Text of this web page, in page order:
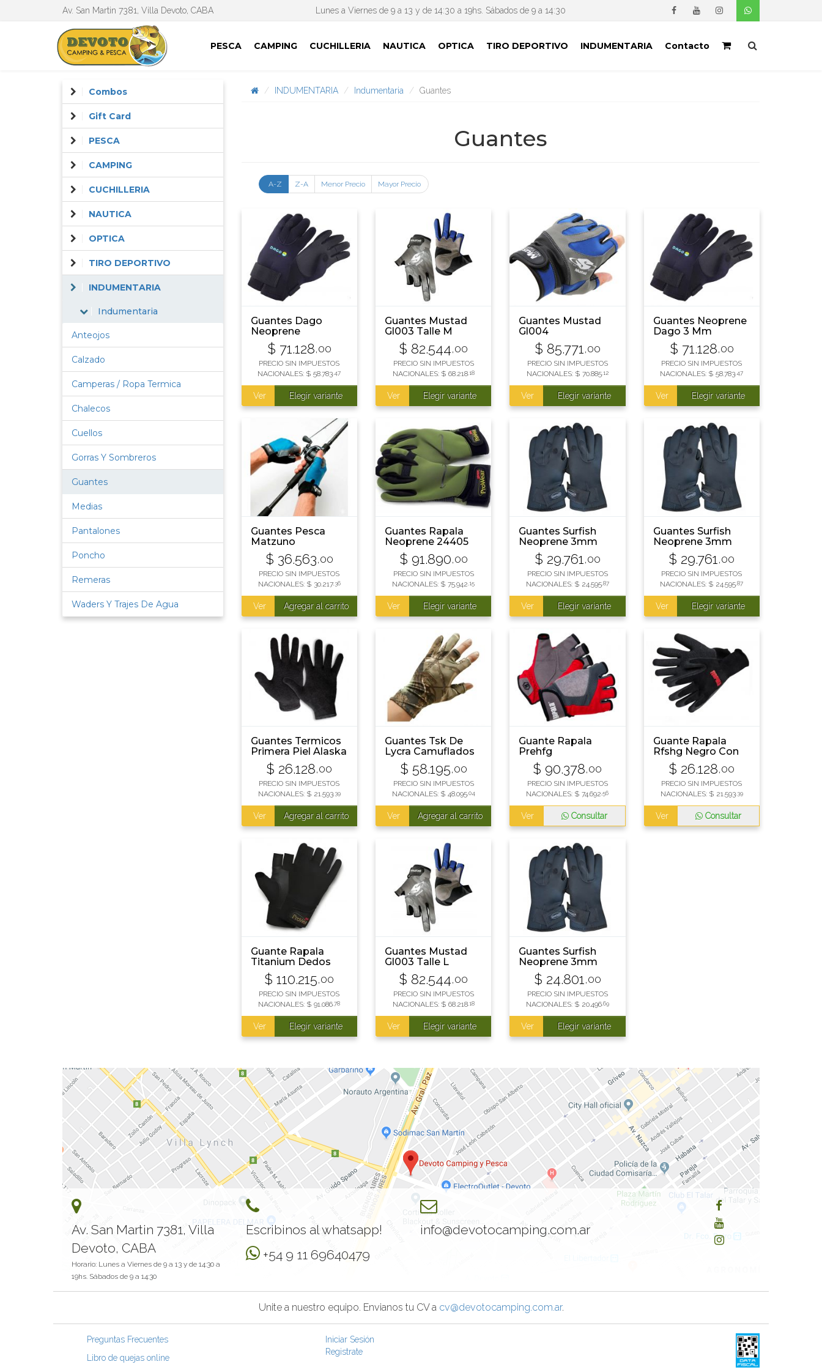
Av. San Martin 7381, Villa Devoto, CABA Lunes a Viernes de 9 a 13 y de 14:30 a 19hs. Sábados de 9 a 14:30
PESCA CAMPING CUCHILLERIA NAUTICA OPTICA TIRO DEPORTIVO INDUMENTARIA Contacto
INDUMENTARIA Indumentaria Guantes
Guantes
A-Z Z-A Menor Precio Mayor Precio
Guantes Dago
Neoprene
$ 71.128,00
PRECIO SIN IMPUESTOS
NACIONALES: $ 58.783,47
Ver Elegir variante
Guantes Mustad
Gl003 Talle M
$ 82.544,00
PRECIO SIN IMPUESTOS
NACIONALES: $ 68.218,18
Ver Elegir variante
Guantes Mustad
Gl004
$ 85.771,00
PRECIO SIN IMPUESTOS
NACIONALES: $ 70.885,12
Ver Elegir variante
Guantes Neoprene
Dago 3 Mm
$ 71.128,00
PRECIO SIN IMPUESTOS
NACIONALES: $ 58.783,47
Ver Elegir variante
Guantes Pesca
Matzuno
$ 36.563,00
PRECIO SIN IMPUESTOS
NACIONALES: $ 30.217,36
Ver Agregar al carrito
Guantes Rapala
Neoprene 24405
Desdos
Desmontables
$ 91.890,00
PRECIO SIN IMPUESTOS
NACIONALES: $ 75.942,15
Ver Elegir variante
Guantes Surfish
Neoprene 3mm
Negro L
$ 29.761 ,00
PRECIO SIN IMPUESTOS
NACIONALES: $ 24.595,87
Ver Elegir variante
Guantes Surfish
Neoprene 3mm
Negro xl
$ 29.761 ,00
PRECIO SIN IMPUESTOS
NACIONALES: $ 24.595,87
Ver Elegir variante
Guantes Termicos
Primera Piel Alaska
Invierno Moto Bici
$ 26.128,00
PRECIO SIN IMPUESTOS
NACIONALES: $ 21.593,39
Ver Agregar al carrito
Guantes Tsk De
Lycra Camuflados
$ 58.195,00
PRECIO SIN IMPUESTOS
NACIONALES: $ 48.095,04
Ver Agregar al carrito
Guante Rapala
Prehfg
$ 90.378,00
PRECIO SIN IMPUESTOS
NACIONALES: $ 74.692,56
Ver Consultar
Guante Rapala
Rfshg Negro Con
Palma
Antideslizante
$ 26.128,00
PRECIO SIN IMPUESTOS
NACIONALES: $ 21.593,39
Ver Consultar
Guante Rapala
Titanium Dedos
Cortados
$ 110.215,00
PRECIO SIN IMPUESTOS
NACIONALES: $ 91.086,78
Ver Elegir variante
Guantes Mustad
Gl003 Talle L
$ 82.544,00
PRECIO SIN IMPUESTOS
NACIONALES: $ 68.218,18
Ver Elegir variante
Guantes Surfish
Neoprene 3mm
Negro M
$ 24.801 ,00
PRECIO SIN IMPUESTOS
NACIONALES: $ 20.496,69
Ver Elegir variante
Combos
Gift Card
PESCA
CAMPING
CUCHILLERIA
NAUTICA
OPTICA
TIRO DEPORTIVO
INDUMENTARIA
Indumentaria
Anteojos
Calzado
Camperas / Ropa Termica
Chalecos
Cuellos
Gorras Y Sombreros
Guantes
Medias
Pantalones
Poncho
Remeras
Waders Y Trajes De Agua
Av. San Martin 7381, Villa
Devoto, CABA
Horario: Lunes a Viernes de 9 a 13 y de 14:30 a
19hs. Sábados de 9 a 14:30
Escribinos al whatsapp!
+54 9 11 69640479
info@devotocamping.com.ar
Unite a nuestro equipo. Envianos tu CV a cv@devotocamping.com.ar.
Preguntas Frecuentes
Libro de quejas online
Iniciar Sesión
Registrate